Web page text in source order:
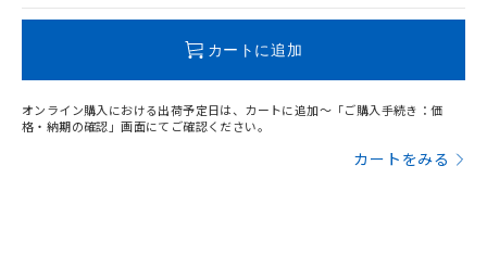
カートに追加
オンライン購入における出荷予定日は、カートに追加～「ご購入手続き：価
格・納期の確認」画面にてご確認ください。
カートをみる